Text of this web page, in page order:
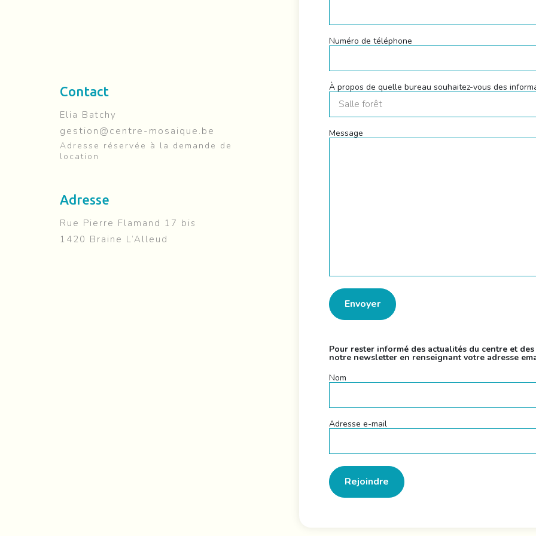
Contact
Elia Batchy
gestion@centre-mosaique.be
Adresse réservée à la demande de
location
Adresse
Rue Pierre Flamand 17 bis
1420 Braine L’Alleud
Numéro de téléphone
À propos de quelle bureau souhaitez-vous des
Message
Pour rester informé des actualités du centre et
notre newsletter en renseignant votre adresse
Nom
Adresse e-mail